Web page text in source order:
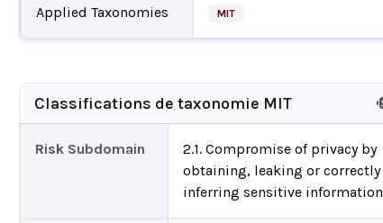
Applied Taxonomies MIT
Classifications de taxonomie MIT
Risk Subdomain
2.1. Compromise of privacy by
obtaining, leaking or correctly
inferring sensitive information